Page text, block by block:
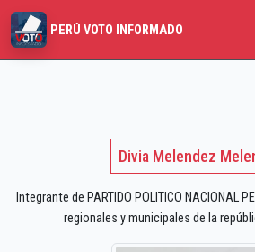
PERÚ VOTO INFORMADO
Divia Melendez
Integrante de PARTIDO POLITICO NACIONAL
regionales y municipales de la